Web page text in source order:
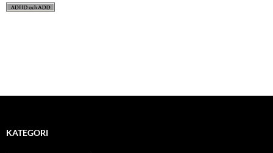
KATEGORI